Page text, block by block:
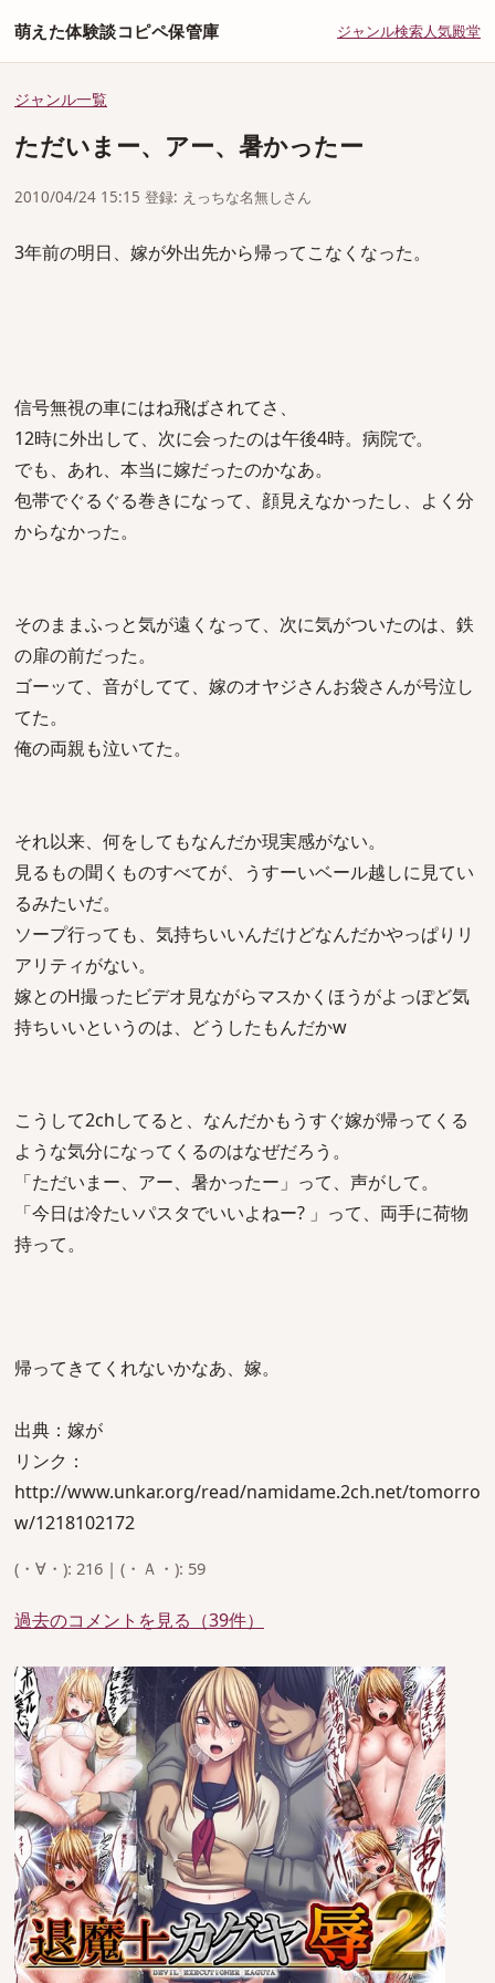
萌えた体験談コピペ保管庫 ジャンル検索人気殿堂
ジャンル一覧
ただいまー、アー、暑かったー
2010/04/24 15:15 登録: えっちな名無しさん
3年前の明日、嫁が外出先から帰ってこなくなった。
信号無視の車にはね飛ばされてさ、
12時に外出して、次に会ったのは午後4時。病院で。
でも、あれ、本当に嫁だったのかなあ。
包帯でぐるぐる巻きになって、顔見えなかったし、よく分
からなかった。
そのままふっと気が遠くなって、次に気がついたのは、鉄
の扉の前だった。
ゴーッて、音がしてて、嫁のオヤジさんお袋さんが号泣し
てた。
俺の両親も泣いてた。
それ以来、何をしてもなんだか現実感がない。
見るもの聞くものすべてが、うすーいベール越しに見てい
るみたいだ。
ソープ行っても、気持ちいいんだけどなんだかやっぱりリ
アリティがない。
嫁とのH撮ったビデオ見ながらマスかくほうがよっぽど気
持ちいいというのは、どうしたもんだかw
こうして2chしてると、なんだかもうすぐ嫁が帰ってくる
ような気分になってくるのはなぜだろう。
「ただいまー、アー、暑かったー」って、声がして。
「今日は冷たいパスタでいいよねー? 」って、両手に荷物
持って。
帰ってきてくれないかなあ、嫁。
出典：嫁が
リンク：
http://www.unkar.org/read/namidame.2ch.net/tomorro
w/1218102172
(・∀・): 216 | (・Ａ・): 59
過去のコメントを見る（39件）